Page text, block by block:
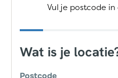
Vul je postcode